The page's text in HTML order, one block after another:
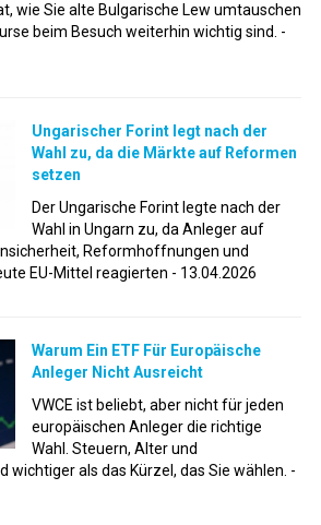
wie Sie alte Bulgarische Lew umtauschen
beim Besuch weiterhin wichtig sind. -
Ungarischer Forint legt nach der
Wahl zu, da die Märkte auf Reformen
setzen
Der Ungarische Forint legte nach der
Wahl in Ungarn zu, da Anleger auf
Reformhoffnungen und
EU-Mittel reagierten - 13.04.2026
Warum Ein ETF Für Europäische
Anleger Nicht Ausreicht
VWCE ist beliebt, aber nicht für jeden
europäischen Anleger die richtige
Wahl. Steuern, Alter und
wichtiger als das Kürzel, das Sie wählen. -